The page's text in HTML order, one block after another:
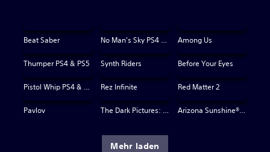
Beat Saber No Man's Sky PS4 & PS5 Among Us
Thumper PS4 & PS5 Synth Riders Before Your Eyes
Pistol Whip PS4 & PS5 Rez Infinite Red Matter 2
Pavlov The Dark Pictures: Switchback VR Arizona Sunshine® VR 2
Mehr laden